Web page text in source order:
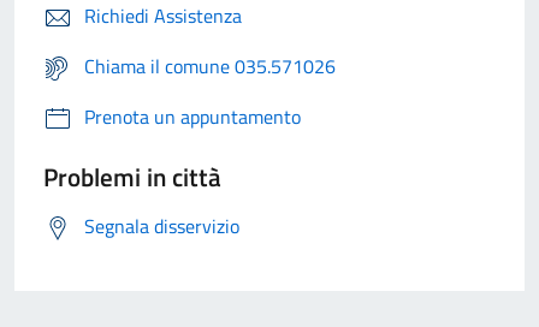
Richiedi Assistenza
Chiama il comune 035.571026
Prenota un appuntamento
Problemi in città
Segnala disservizio